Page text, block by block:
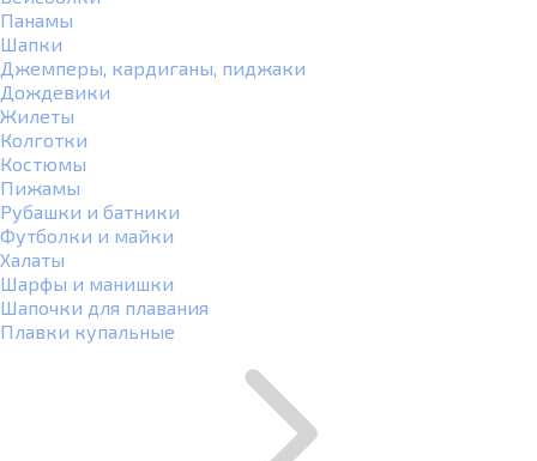
Панамы
Шапки
Джемперы, кардиганы, пиджаки
Дождевики
Жилеты
Колготки
Костюмы
Пижамы
Рубашки и батники
Футболки и майки
Халаты
Шарфы и манишки
Шапочки для плавания
Плавки купальные